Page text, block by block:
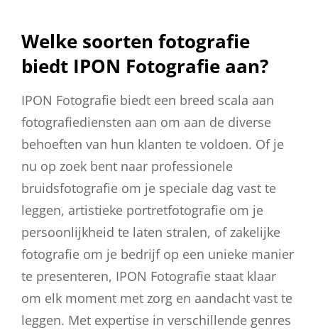
Welke soorten fotografie
biedt IPON Fotografie aan?
IPON Fotografie biedt een breed scala aan
fotografiediensten aan om aan de diverse
behoeften van hun klanten te voldoen. Of je
nu op zoek bent naar professionele
bruidsfotografie om je speciale dag vast te
leggen, artistieke portretfotografie om je
persoonlijkheid te laten stralen, of zakelijke
fotografie om je bedrijf op een unieke manier
te presenteren, IPON Fotografie staat klaar
om elk moment met zorg en aandacht vast te
leggen. Met expertise in verschillende genres